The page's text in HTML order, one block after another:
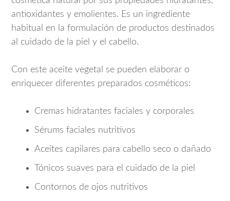
antioxidantes y emolientes. Es un ingrediente
habitual en la formulación de productos destinados
al cuidado de la piel y el cabello.
Con este aceite vegetal se pueden elaborar o
enriquecer diferentes preparados cosméticos:
Cremas hidratantes faciales y corporales
Sérums faciales nutritivos
Aceites capilares para cabello seco o dañado
Tónicos suaves para el cuidado de la piel
Contornos de ojos nutritivos